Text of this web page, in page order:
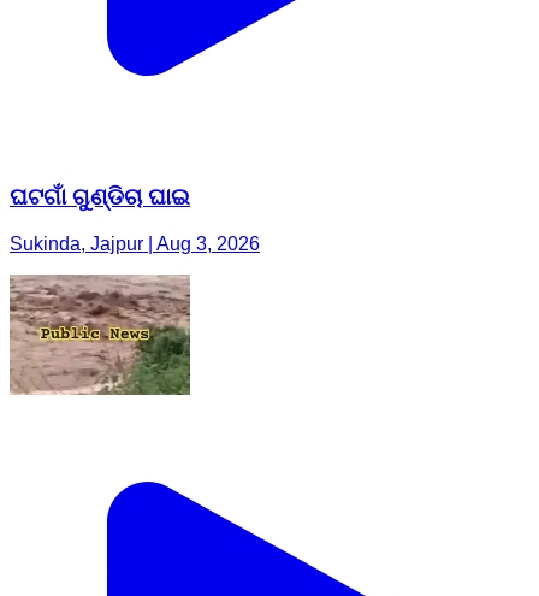
ଘଟଗାଁ ଗୁଣ୍ଡିଚା ଘାଇ
Sukinda, Jajpur | Aug 3, 2026